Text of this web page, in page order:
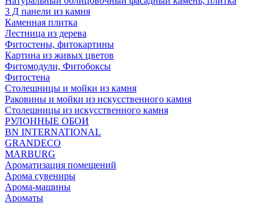
3 Д панели из камня
Каменная плитка
Лестница из дерева
Фитостены, фитокартины
Картина из живых цветов
Фитомодули, Фитобоксы
Фитостена
Столешницы и мойки из камня
Раковины и мойки из искусственного камня
Столешницы из искусственного камня
РУЛОННЫЕ ОБОИ
BN INTERNATIONAL
GRANDECO
MARBURG
Ароматизация помещений
Арома сувениры
Арома-машины
Ароматы